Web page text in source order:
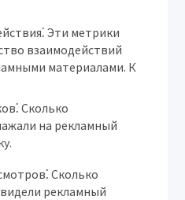
Эти метрики
взаимодействий
материалами. К
Сколько
на рекламный
Сколько
рекламный